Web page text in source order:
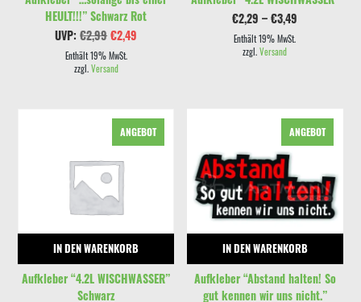
HEULT!!!” Schwarz Rot
UVP: €2,99Ursprünglicher
Preis
war:
€2,99
€2,49
Enthält 19% MwSt.
zzgl.Versand
€2,29 –€3,49
Enthält 19% MwSt.
zzgl.Versand
IN DEN WARENKORB
ANGEBOT
Aufkleber “4.2L WISCHWASSER”
Schwarz
IN DEN WARENKORB
ANGEBOT
Aufkleber “Abstand halten! So
gut kennen wir uns nicht.”